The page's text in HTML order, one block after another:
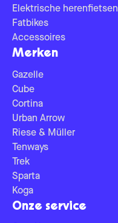
Elektrische herenfietsen
Fatbikes
Accessoires
Merken
Gazelle
Cube
Cortina
Urban Arrow
Riese & Müller
Tenways
Trek
Sparta
Koga
Onze service